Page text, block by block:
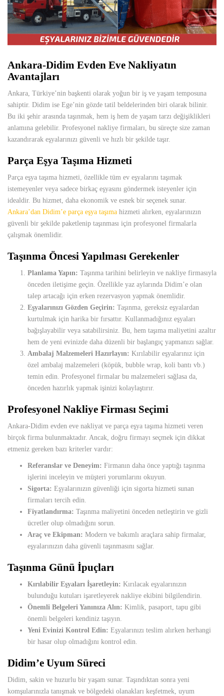
Ankara-Didim Evden Eve Nakliyatın
Avantajları
Ankara, Türkiye’nin başkenti olarak yoğun bir iş ve yaşam temposuna
sahiptir. Didim ise Ege’nin gözde tatil beldelerinden biri olarak bilinir.
Bu iki şehir arasında taşınmak, hem iş hem de yaşam tarzı değişiklikleri
anlamına gelebilir. Profesyonel nakliye firmaları, bu süreçte size zaman
kazandırarak eşyalarınızı güvenli ve hızlı bir şekilde taşır.
Parça Eşya Taşıma Hizmeti
Parça eşya taşıma hizmeti, özellikle tüm ev eşyalarını taşımak
istemeyenler veya sadece birkaç eşyasını göndermek isteyenler için
idealdir. Bu hizmet, daha ekonomik ve esnek bir seçenek sunar.
Ankara’dan Didim’e parça eşya taşıma hizmeti alırken, eşyalarınızın
güvenli bir şekilde paketlenip taşınması için profesyonel firmalarla
çalışmak önemlidir.
Taşınma Öncesi Yapılması Gerekenler
Planlama Yapın: Taşınma tarihini belirleyin ve nakliye firmasıyla
önceden iletişime geçin. Özellikle yaz aylarında Didim’e olan
talep artacağı için erken rezervasyon yapmak önemlidir.
Eşyalarınızı Gözden Geçirin: Taşınma, gereksiz eşyalardan
kurtulmak için harika bir fırsattır. Kullanmadığınız eşyaları
bağışlayabilir veya satabilirsiniz. Bu, hem taşıma maliyetini azaltır
hem de yeni evinizde daha düzenli bir başlangıç yapmanızı sağlar.
Ambalaj Malzemeleri Hazırlayın: Kırılabilir eşyalarınız için
özel ambalaj malzemeleri (köpük, bubble wrap, koli bantı vb.)
temin edin. Profesyonel firmalar bu malzemeleri sağlasa da,
önceden hazırlık yapmak işinizi kolaylaştırır.
Profesyonel Nakliye Firması Seçimi
Ankara-Didim evden eve nakliyat ve parça eşya taşıma hizmeti veren
birçok firma bulunmaktadır. Ancak, doğru firmayı seçmek için dikkat
etmeniz gereken bazı kriterler vardır:
Referanslar ve Deneyim: Firmanın daha önce yaptığı taşınma
işlerini inceleyin ve müşteri yorumlarını okuyun.
Sigorta: Eşyalarınızın güvenliği için sigorta hizmeti sunan
firmaları tercih edin.
Fiyatlandırma: Taşınma maliyetini önceden netleştirin ve gizli
ücretler olup olmadığını sorun.
Araç ve Ekipman: Modern ve bakımlı araçlara sahip firmalar,
eşyalarınızın daha güvenli taşınmasını sağlar.
Taşınma Günü İpuçları
Kırılabilir Eşyaları İşaretleyin: Kırılacak eşyalarınızın
bulunduğu kutuları işaretleyerek nakliye ekibini bilgilendirin.
Önemli Belgeleri Yanınıza Alın: Kimlik, pasaport, tapu gibi
önemli belgeleri kendiniz taşıyın.
Yeni Evinizi Kontrol Edin: Eşyalarınızı teslim alırken herhangi
bir hasar olup olmadığını kontrol edin.
Didim’e Uyum Süreci
Didim, sakin ve huzurlu bir yaşam sunar. Taşındıktan sonra yeni
komşularınızla tanışmak ve bölgedeki olanakları keşfetmek, uyum